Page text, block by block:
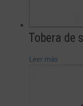
Tobera de
Leer más